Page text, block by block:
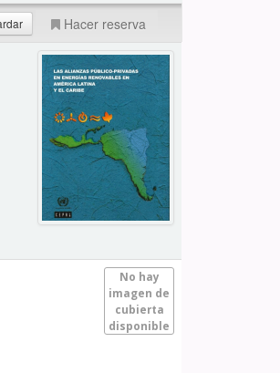
Hacer reserva
No hay
imagen de
cubierta
disponible